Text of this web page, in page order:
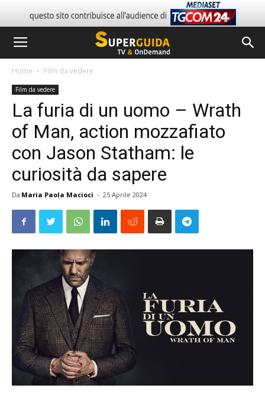
Home Film da vedere
Film da vedere
La furia di un uomo – Wrath
of Man, action mozzafiato
con Jason Statham: le
curiosità da sapere
Da Maria Paola Macioci - 25 Aprile 2024